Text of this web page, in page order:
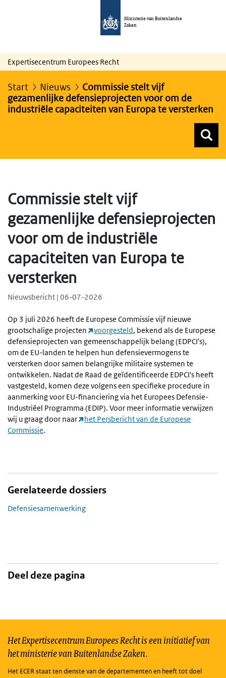
Ministerie van Buitenlandse
Zaken
Expertisecentrum Europees Recht
Start Nieuws
Commissie stelt vijf
gezamenlijke defensieprojecten voor om de
industriële capaciteiten van Europa te versterken
Commissie stelt vijf
gezamenlijke defensieprojecten
voor om de industriële
capaciteiten van Europa te
versterken
Nieuwsbericht | 06-07-2026
Op 3 juli 2026 heeft de Europese Commissie vijf nieuwe
grootschalige projecten
voorgesteld, bekend als de Europese
defensieprojecten van gemeenschappelijk belang (EDPCI's),
om de EU-landen te helpen hun defensievermogens te
versterken door samen belangrijke militaire systemen te
ontwikkelen. Nadat de Raad de geïdentificeerde EDPCI's heeft
vastgesteld, komen deze volgens een specifieke procedure in
aanmerking voor EU-financiering via het Europees Defensie-
Industriëel Programma (EDIP). Voor meer informatie verwijzen
wij u graag door naar
het Persbericht van de Europese
Commissie.
Gerelateerde dossiers
Defensiesamenwerking
Deel deze pagina
Het Expertisecentrum Europees Recht is een initiatief van
het ministerie van Buitenlandse Zaken.
Het ECER staat ten dienste van de departementen en heeft tot doel